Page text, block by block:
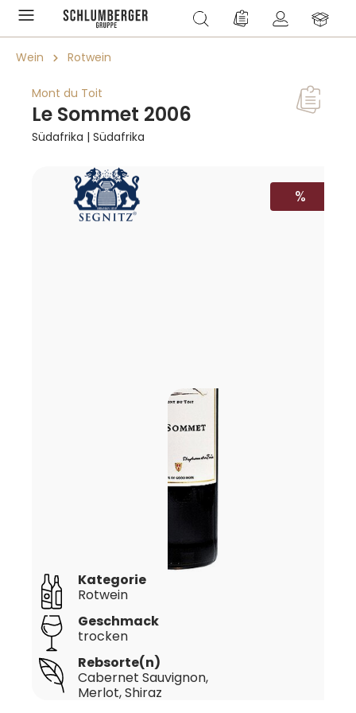
springen Du hast 0 Produkte
Wein Rotwein
Mont du Toit
Le Sommet 2006
Südafrika | Südafrika
Bildergalerie überspringen
RABATT
%
Geschmack
trocken
Kategorie
Rotwein
Rebsorte(n)
Cabernet Sauvignon,
Merlot, Shiraz